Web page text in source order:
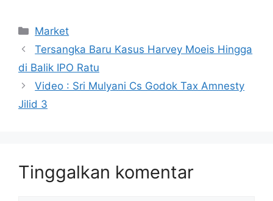
Kategori
Market
Tersangka Baru Kasus Harvey Moeis Hingga
di Balik IPO Ratu
Video : Sri Mulyani Cs Godok Tax Amnesty
Jilid 3
Tinggalkan komentar